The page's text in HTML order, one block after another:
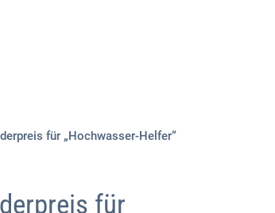
für „Hochwasser-Helfer“
für